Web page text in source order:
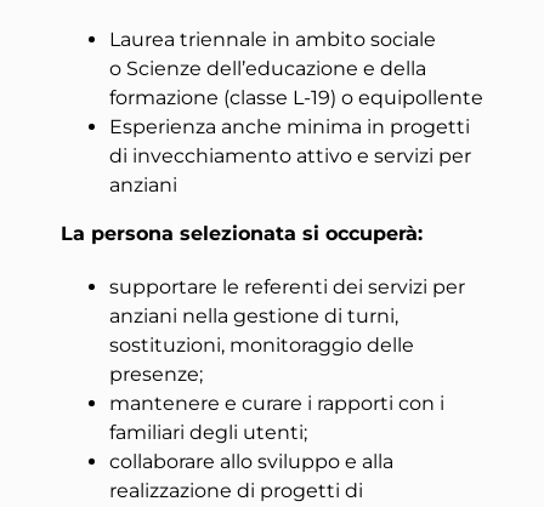
Laurea triennale in ambito sociale
o Scienze dell’educazione e della
formazione (classe L-19) o equipollente
Esperienza anche minima in progetti
di invecchiamento attivo e servizi per
anziani
La persona selezionata si occuperà:
supportare le referenti dei servizi per
anziani nella gestione di turni,
sostituzioni, monitoraggio delle
presenze;
mantenere e curare i rapporti con i
familiari degli utenti;
collaborare allo sviluppo e alla
realizzazione di progetti di